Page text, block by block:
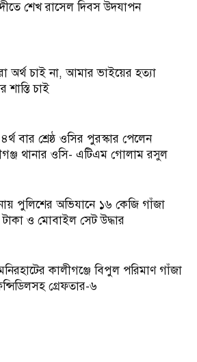
শেখ রাসেল দিবস উদযাপন
অর্থ চাই না, আমার ভাইয়ের হত্যা
শাস্তি চাই
৪র্থ বার শ্রেষ্ঠ ওসির পুরস্কার পেলেন
থানার ওসি- এটিএম গোলাম রসুল
পুলিশের অভিযানে ১৬ কেজি গাঁজা
ও মোবাইল সেট উদ্ধার
কালীগঞ্জে বিপুল পরিমাণ গাঁজা
গ্রেফতার-৬